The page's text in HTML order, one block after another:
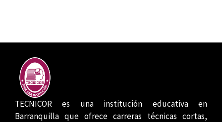
TECNICOR es una institución educativa en
Barranquilla que ofrece carreras técnicas cortas,